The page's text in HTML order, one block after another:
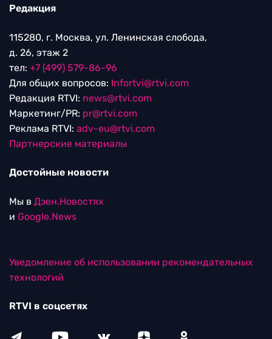
Редакция
115280, г. Москва, ул. Ленинская слобода,
д. 26, этаж 2
тел: +7 (499) 579-86-96
Для общих вопросов: Infortvi@rtvi.com
Редакция RTVI: news@rtvi.com
Маркетинг/PR: pr@rtvi.com
Реклама RTVI: adv-eu@rtvi.com
Партнерские материалы
Достойные новости
Мы в Дзен.Новостях
и Google.News
Уведомление об использовании рекомендательных
технологий
RTVI в соцсетях